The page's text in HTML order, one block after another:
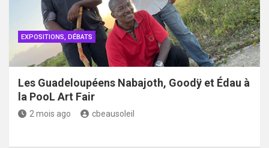
EXPOSITIONS, DÉBATS
Les Guadeloupéens Nabajoth, Goodÿ et Édau à
la PooL Art Fair
2 mois ago cbeausoleil